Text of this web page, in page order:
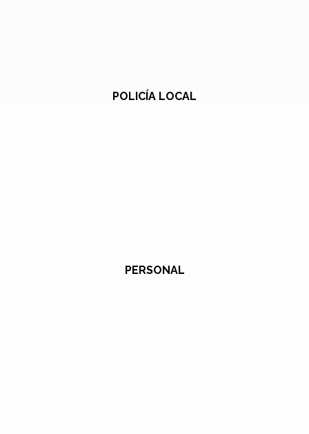
POLICÍA LOCAL
PERSONAL